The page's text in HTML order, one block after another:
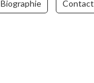
Biographie Contact